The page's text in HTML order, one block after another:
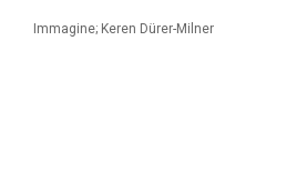
Immagine; Keren Dürer-Milner